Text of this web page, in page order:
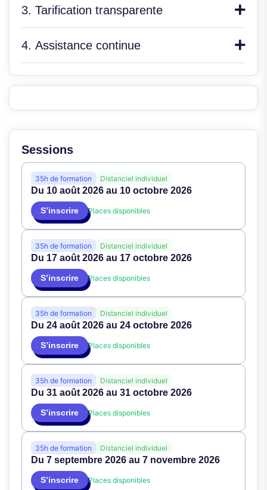
3. Tarification transparente
4. Assistance continue
Sessions
35h de formation Distanciel individuel
Du 10 août 2026 au 10 octobre 2026
S’inscrire Places disponibles
35h de formation Distanciel individuel
Du 17 août 2026 au 17 octobre 2026
S’inscrire Places disponibles
35h de formation Distanciel individuel
Du 24 août 2026 au 24 octobre 2026
S’inscrire Places disponibles
35h de formation Distanciel individuel
Du 31 août 2026 au 31 octobre 2026
S’inscrire Places disponibles
35h de formation Distanciel individuel
Du 7 septembre 2026 au 7 novembre 2026
S’inscrire Places disponibles